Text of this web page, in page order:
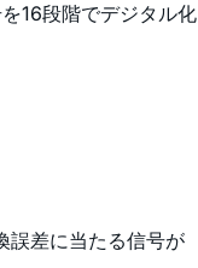
16段階でデジタル化
誤差に当たる信号が